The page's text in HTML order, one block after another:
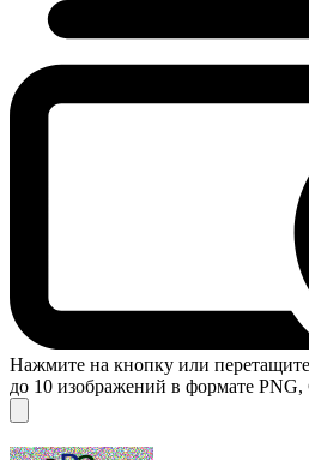
Нажмите на кнопку или
до 10 изображений в формате PNG,